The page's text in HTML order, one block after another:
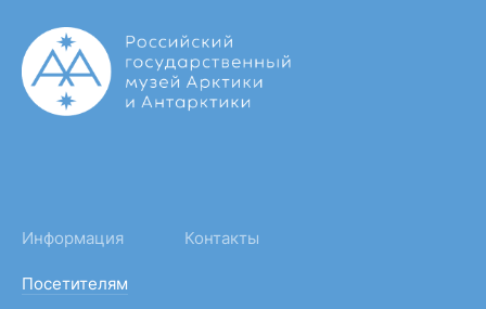
Информация
Посетителям
Контакты